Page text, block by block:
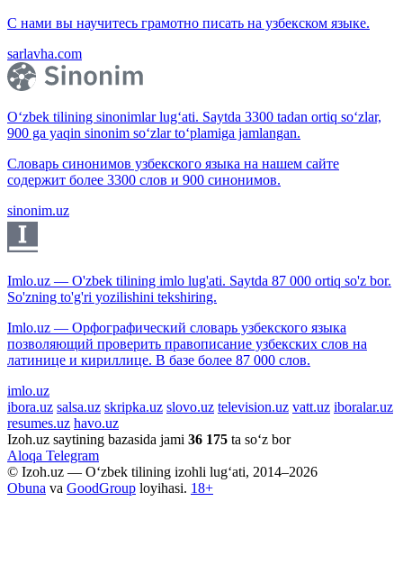
С нами вы научитесь грамотно писать на узбекском языке.
sarlavha.com
O‘zbek tilining sinonimlar lug‘ati. Saytda 3300 tadan ortiq so‘zlar,
900 ga yaqin sinonim so‘zlar to‘plamiga jamlangan.
Словарь синонимов узбекского языка на нашем сайте
содержит более 3300 слов и 900 синонимов.
sinonim.uz
Imlo.uz — O'zbek tilining imlo lug'ati. Saytda 87 000 ortiq so'z bor.
So'zning to'g'ri yozilishini tekshiring.
Imlo.uz — Орфографический словарь узбекского языка
позволяющий проверить правописание узбекских слов на
латинице и кириллице. В базе более 87 000 слов.
imlo.uz
ibora.uz salsa.uz skripka.uz slovo.uz television.uz vatt.uz iboralar.uz
resumes.uz havo.uz
Izoh.uz saytining bazasida jami 36 175 ta so‘z bor
Aloqa Telegram
© Izoh.uz — O‘zbek tilining izohli lug‘ati, 2014–2026
Obuna va GoodGroup loyihasi. 18+